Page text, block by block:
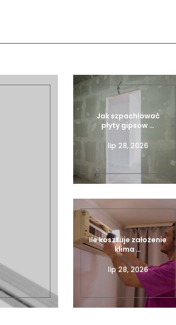
Jak szpachlować
płyty gipsow …
lip 28, 2026
Ile kosztuje założenie
klima …
lip 28, 2026